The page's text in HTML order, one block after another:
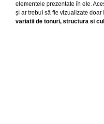
elementele prezentate în ele.
și ar trebui să fie vizualizate doar
variatii de tonuri, structura si